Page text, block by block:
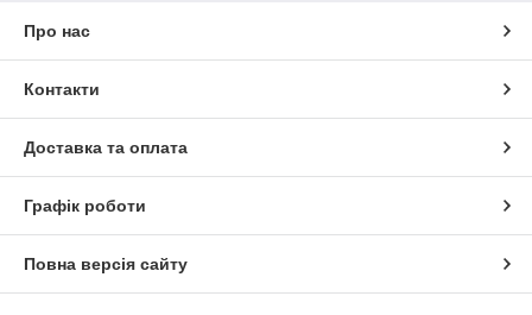
Про нас
Контакти
Доставка та оплата
Графік роботи
Повна версія сайту